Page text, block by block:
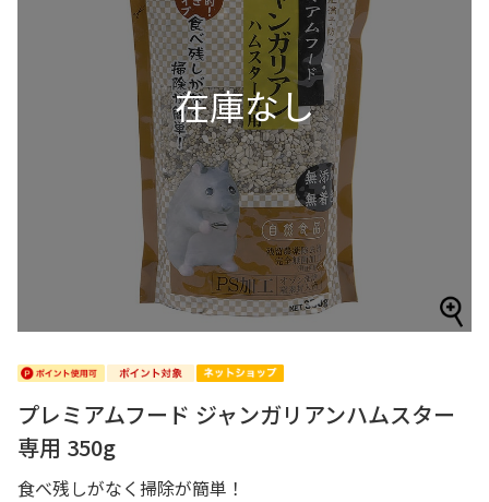
プレミアムフード ジャンガリアンハムスター
専用 350g
食べ残しがなく掃除が簡単！